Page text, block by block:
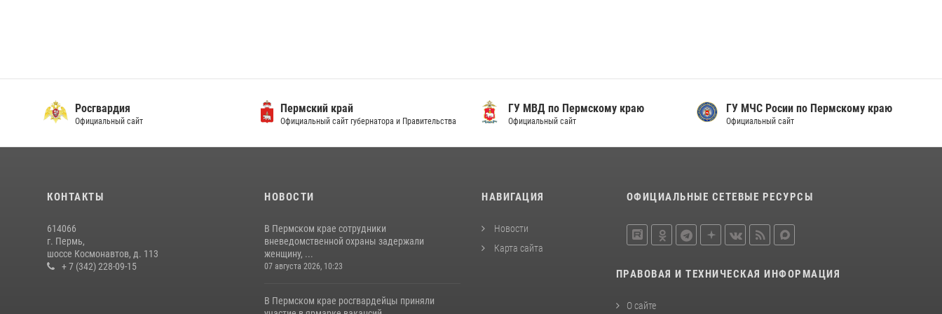
Росгвардия
Официальный сайт
Пермский край
Официальный сайт губернатора и Правительства
ГУ МВД по Пермскому краю
Официальный сайт
ГУ МЧС Росии по Пермскому краю
Официальный сайт
КОНТАКТЫ
614066
г. Пермь,
шоссе Космонавтов, д. 113
+ 7 (342) 228-09-15
НОВОСТИ
В Пермском крае сотрудники
вневедомственной охраны задержали
женщину, ...
07 августа 2026, 10:23
В Пермском крае росгвардейцы приняли
НАВИГАЦИЯ
Новости
Карта сайта
ОФИЦИАЛЬНЫЕ СЕТЕВЫЕ РЕСУРСЫ
ПРАВОВАЯ И ТЕХНИЧЕСКАЯ ИНФОРМАЦИЯ
О сайте